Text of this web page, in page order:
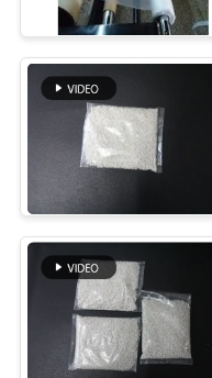
गुणवत्ता
नियंत्रण
समाचार
उद्धरण
मांगें
साइटमैप
कढ़ाई के
घुलनशील